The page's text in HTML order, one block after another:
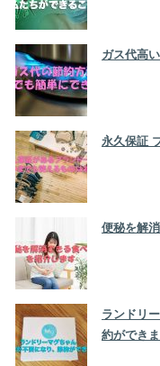
ガス代高
永久保証
便秘を解
ランドリ
約ができ